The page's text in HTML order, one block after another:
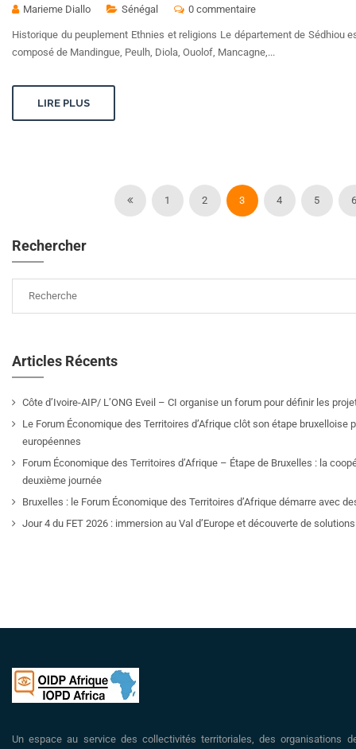
Marieme Diallo
Sénégal 0 commentaire
Historique du peuplement Ethnies et religions Le département de Sédhiou
composé de Mandingue, Peulh, Diola, Ouolof, Mancagne,...
LIRE PLUS
1 2 3 4 5 6
Rechercher
Articles Récents
Côte d’Ivoire-AIP/ L’ONG Eveil – CI organise un forum pour définir les
Le Forum Économique des Territoires d’Afrique clôt son étape
européennes
Forum Économique des Territoires d’Afrique – Étape de Bruxelles : la
deuxième journée
Bruxelles : le Forum Économique des Territoires d’Afrique démarre avec
Jour 4 du FET 2026 : immersion au Val d’Europe et découverte de
Un espace au service des collectivités territoriales, des organisations